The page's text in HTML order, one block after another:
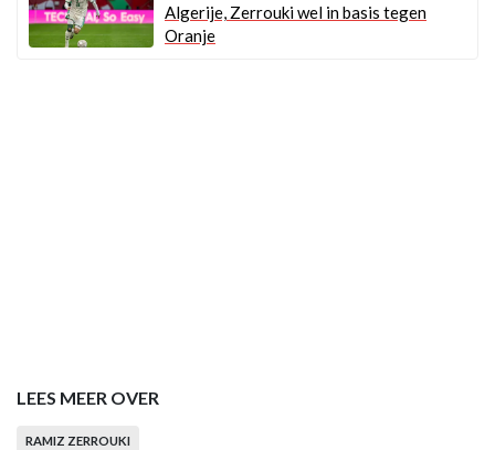
Algerije, Zerrouki wel in basis tegen
Oranje
LEES MEER OVER
RAMIZ ZERROUKI